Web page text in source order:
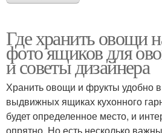
Где хранить овощи
фото ящиков для
и советы дизайнера
Хранить овощи и фрукты удобно
выдвижных ящиках кухонного
будет определенное место, и
опрятно. Но есть несколько